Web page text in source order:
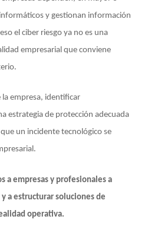
y gestionan información
el ciber riesgo ya no es una
empresarial que conviene
la empresa, identificar
estrategia de protección adecuada
un incidente tecnológico se
a empresas y profesionales a
a estructurar soluciones de
operativa.